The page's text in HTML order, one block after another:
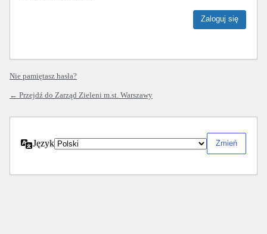
Nie pamiętasz hasła?
← Przejdź do Zarząd Zieleni m.st. Warszawy
Język